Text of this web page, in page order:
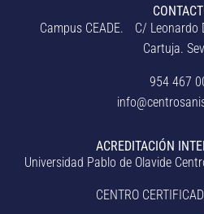
Campus CEADE. C/ Leonardo
Cartuja.
954 467
ACREDITACIÓN
Universidad Pablo de Olavide
CENTRO